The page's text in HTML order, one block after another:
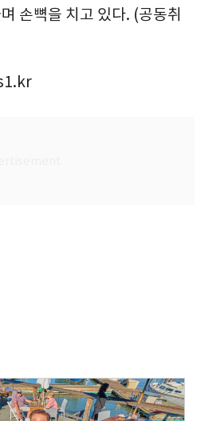
손뼉을 치고 있다. (공동취